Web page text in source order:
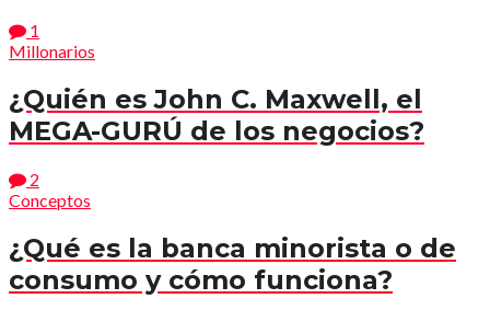
1
Millonarios
¿Quién es John C. Maxwell, el
MEGA-GURÚ de los negocios?
2
Conceptos
¿Qué es la banca minorista o de
consumo y cómo funciona?